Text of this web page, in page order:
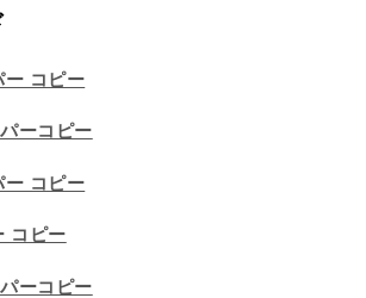
ー コピー
ーコピー
ー コピー
コピー
ーコピー